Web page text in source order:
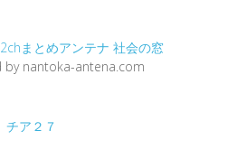
2chまとめアンテナ 社会の窓
by nantoka-antena.com